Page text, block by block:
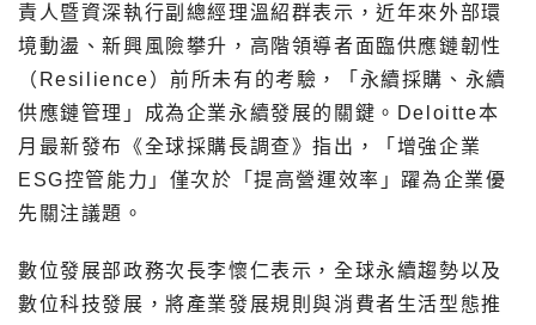
責人暨資深執行副總經理溫紹群表示，近年來外部環
境動盪、新興風險攀升，高階領導者面臨供應鏈韌性
（Resilience）前所未有的考驗，「永續採購、永續
供應鏈管理」成為企業永續發展的關鍵。Deloitte本
月最新發布《全球採購長調查》指出，「增強企業
ESG控管能力」僅次於「提高營運效率」躍為企業優
先關注議題。
數位發展部政務次長李懷仁表示，全球永續趨勢以及
數位科技發展，將產業發展規則與消費者生活型態推